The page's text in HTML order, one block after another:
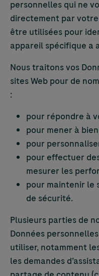
personnelles qui ne
directement par
être utilisées pour
appareil spécifique a
Nous traitons vos
sites Web pour de
:
pour répondre à
pour mener à
pour
pour effectuer
mesurer les
pour maintenir le
de sécurité.
Plusieurs parties de
Données
utiliser, notamment
les demandes